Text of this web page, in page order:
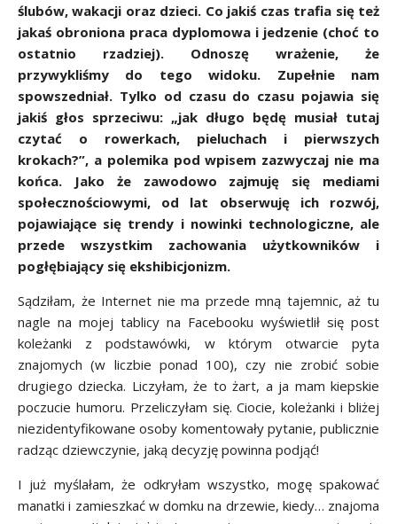
ślubów, wakacji oraz dzieci. Co jakiś czas trafia się też
jakaś obroniona praca dyplomowa i jedzenie (choć to
ostatnio rzadziej). Odnoszę wrażenie, że
przywykliśmy do tego widoku. Zupełnie nam
spowszedniał. Tylko od czasu do czasu pojawia się
jakiś głos sprzeciwu: „jak długo będę musiał tutaj
czytać o rowerkach, pieluchach i pierwszych
krokach?”, a polemika pod wpisem zazwyczaj nie ma
końca. Jako że zawodowo zajmuję się mediami
społecznościowymi, od lat obserwuję ich rozwój,
pojawiające się trendy i nowinki technologiczne, ale
przede wszystkim zachowania użytkowników i
pogłębiający się ekshibicjonizm.
Sądziłam, że Internet nie ma przede mną tajemnic, aż tu
nagle na mojej tablicy na Facebooku wyświetlił się post
koleżanki z podstawówki, w którym otwarcie pyta
znajomych (w liczbie ponad 100), czy nie zrobić sobie
drugiego dziecka. Liczyłam, że to żart, a ja mam kiepskie
poczucie humoru. Przeliczyłam się. Ciocie, koleżanki i bliżej
niezidentyfikowane osoby komentowały pytanie, publicznie
radząc dziewczynie, jaką decyzję powinna podjąć!
I już myślałam, że odkryłam wszystko, mogę spakować
manatki i zamieszkać w domku na drzewie, kiedy… znajoma